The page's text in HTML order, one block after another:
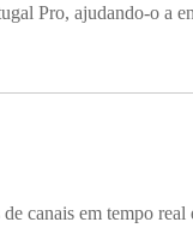
Pro, ajudando-o a
canais em tempo real